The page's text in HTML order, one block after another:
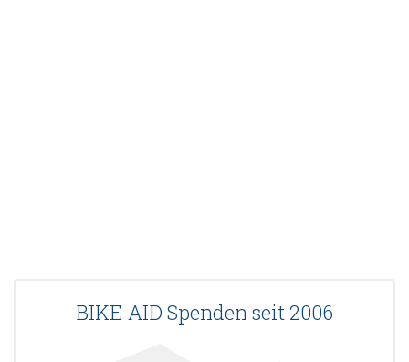
BIKE AID Spenden seit 2006